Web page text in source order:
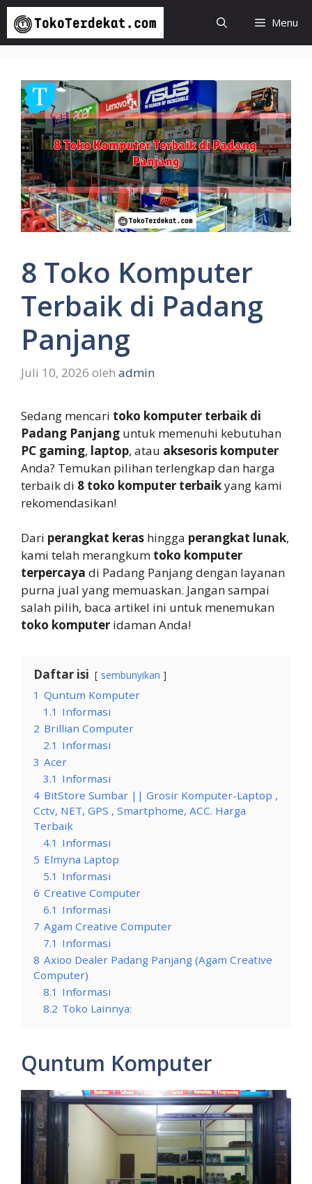
Langsung
isi
Menu
8 Toko Komputer
Terbaik di Padang
Panjang
Juli 10, 2026 oleh admin
Sedang mencari toko komputer terbaik di
Padang Panjang untuk memenuhi kebutuhan
PC gaming, laptop, atau aksesoris komputer
Anda? Temukan pilihan terlengkap dan harga
terbaik di 8 toko komputer terbaikyang kami
rekomendasikan!
Dari perangkat keras hingga perangkat lunak,
kami telah merangkum toko komputer
terpercaya di Padang Panjang dengan layanan
purna jual yang memuaskan. Jangan sampai
salah pilih, baca artikel ini untuk menemukan
toko komputer idaman Anda!
Daftar isi sembunyikan
1 Quntum Komputer
1.1 Informasi
2 Brillian Computer
2.1 Informasi
3 Acer
3.1 Informasi
4 BitStore Sumbar || Grosir Komputer-Laptop ,
Cctv, NET, GPS , Smartphome, ACC. Harga
Terbaik
4.1 Informasi
5 Elmyna Laptop
5.1 Informasi
6 Creative Computer
6.1 Informasi
7 Agam Creative Computer
7.1 Informasi
8 Axioo Dealer Padang Panjang (Agam Creative
Computer)
8.1 Informasi
8.2 Toko Lainnya:
Quntum Komputer